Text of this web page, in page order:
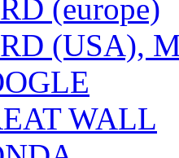
(europe)
(USA),
WALL